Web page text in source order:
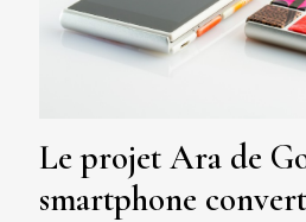
Le projet Ara de
smartphone